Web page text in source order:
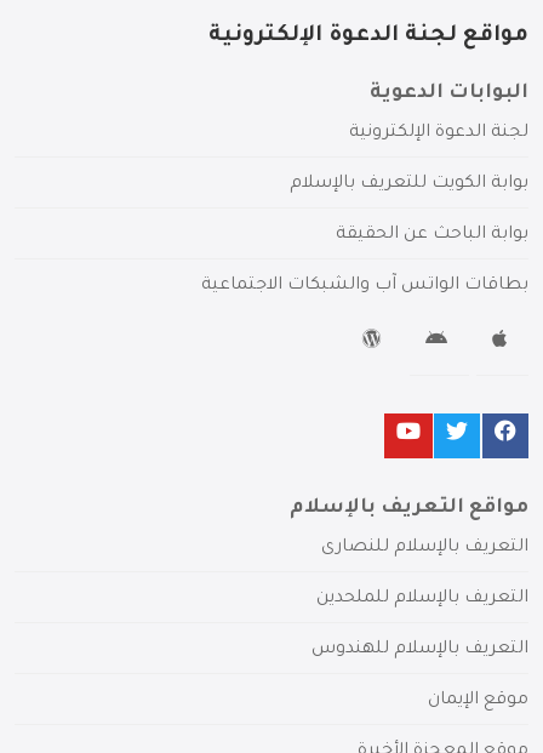
مواقع لجنة الدعوة الإلكترونية
البوابات الدعوية
لجنة الدعوة الإلكترونية
بوابة الكويت للتعريف بالإسلام
بوابة الباحث عن الحقيقة
بطاقات الواتس آب والشبكات الاجتماعية
مواقع التعريف بالإسلام
التعريف بالإسلام للنصارى
التعريف بالإسلام للملحدين
التعريف بالإسلام للهندوس
موقع الإيمان